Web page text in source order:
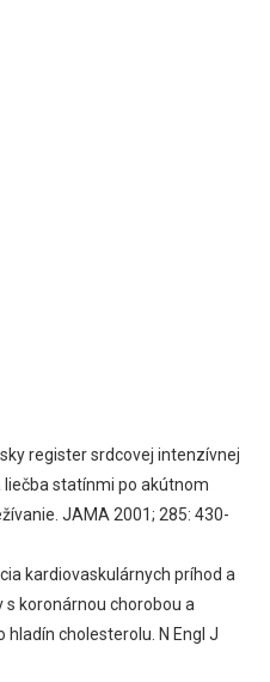
register srdcovej intenzívnej
liečba statínmi po akútnom
JAMA 2001; 285: 430-
kardiovaskulárnych príhod a
koronárnou chorobou a
cholesterolu. N Engl J